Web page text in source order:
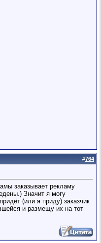
#764
заказывает рекламу
Значит я могу
(или я приду) заказчик
и размещу их на тот